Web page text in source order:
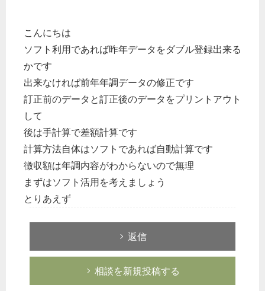
こんにちは
ソフト利用であれば昨年データをダブル登録出来る
かです
出来なければ前年年調データの修正です
訂正前のデータと訂正後のデータをプリントアウト
して
後は手計算で差額計算です
計算方法自体はソフトであれば自動計算です
徴収額は年調内容がわからないので無理
まずはソフト活用を考えましょう
とりあえず
返信
相談を新規投稿する